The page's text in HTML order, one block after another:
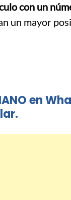
con un
un mayor
en